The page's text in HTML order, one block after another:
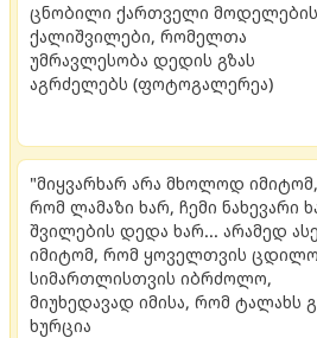
ცნობილი ქართველი მოდელების
ქალიშვილები, რომელთა
უმრავლესობა დედის გზას
აგრძელებს (ფოტოგალერეა)
"მიყვარხარ არა მხოლოდ იმიტომ,
რომ ლამაზი ხარ, ჩემი ნახევარი
შვილების დედა ხარ... არამედ
იმიტომ, რომ ყოველთვის
სიმართლისთვის იბრძოლო,
მიუხედავად იმისა, რომ ტალახს
ხურცია